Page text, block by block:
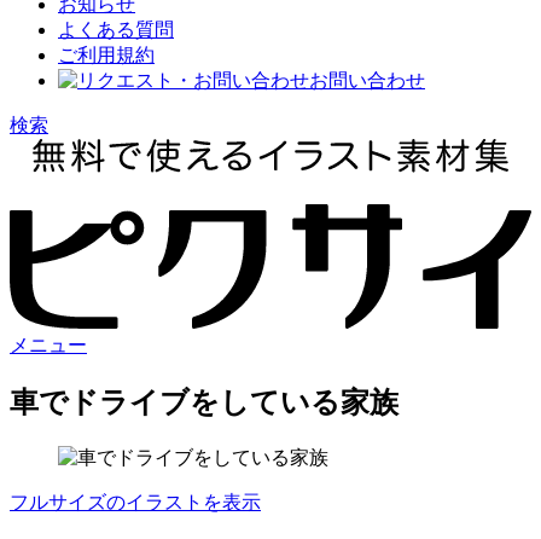
お知らせ
よくある質問
ご利用規約
お問い合わせ
検索
メニュー
車でドライブをしている家族
フルサイズのイラストを表示